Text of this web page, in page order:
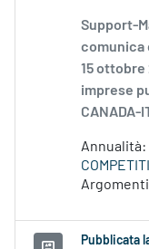
Support-
comunica
15
imprese
CANADA-
Annualità:
Pubblicata